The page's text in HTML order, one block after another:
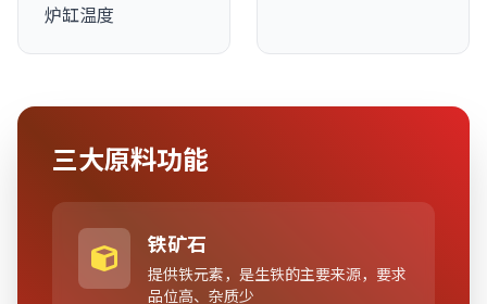
炉缸温度
三大原料功能
铁矿石
提供铁元素，是生铁的主要来源，要求
品位高、杂质少